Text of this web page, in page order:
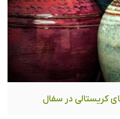
کریستالی در سفال